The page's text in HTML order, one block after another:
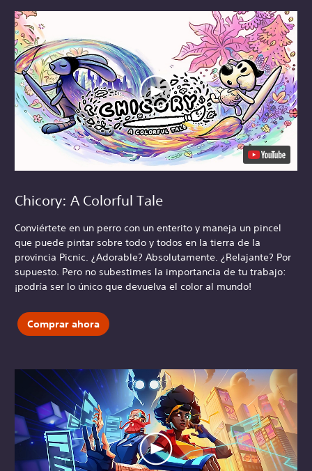
Chicory: A Colorful Tale
Conviértete en un perro con un enterito y maneja un pincel
que puede pintar sobre todo y todos en la tierra de la
provincia Picnic. ¿Adorable? Absolutamente. ¿Relajante? Por
supuesto. Pero no subestimes la importancia de tu trabajo:
¡podría ser lo único que devuelva el color al mundo!
Comprar ahora